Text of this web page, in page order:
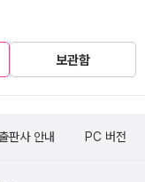
보관함
출판사 안내 PC 버전